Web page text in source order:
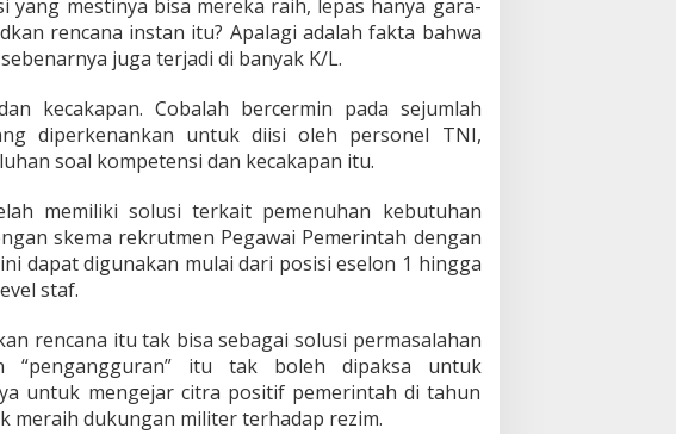
yang mestinya bisa mereka raih, lepas hanya gara-
rencana instan itu? Apalagi adalah fakta bahwa
juga terjadi di banyak K/L.
kecakapan. Cobalah bercermin pada sejumlah
diperkenankan untuk diisi oleh personel TNI,
soal kompetensi dan kecakapan itu.
memiliki solusi terkait pemenuhan kebutuhan
skema rekrutmen Pegawai Pemerintah dengan
ini dapat digunakan mulai dari posisi eselon 1 hingga
staf.
rencana itu tak bisa sebagai solusi permasalahan
“pengangguran” itu tak boleh dipaksa untuk
untuk mengejar citra positif pemerintah di tahun
meraih dukungan militer terhadap rezim.